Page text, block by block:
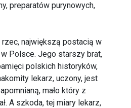
preparatów purynowych,
rzec, największą postacią w
Polsce. Jego starszy brat,
polskich historyków,
lekarz, uczony, jest
mało który z
A szkoda, tej miary lekarz,